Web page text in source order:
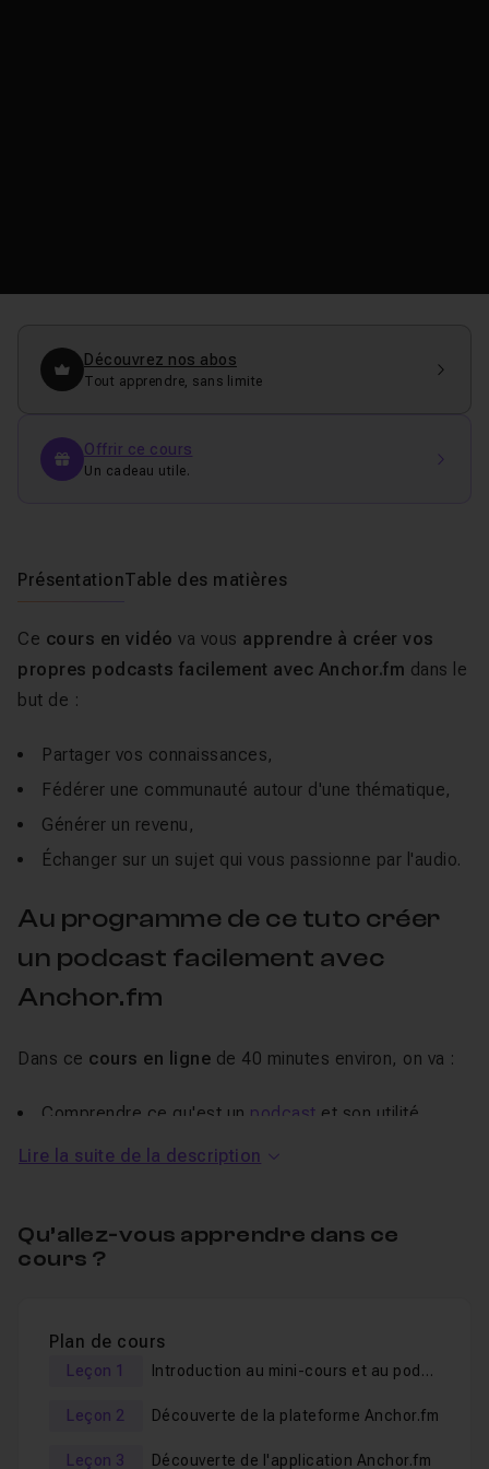
Découvrez nos abos
Tout apprendre, sans limite
Offrir ce cours
Un cadeau utile.
PrésentationTable des matières
Ce cours en vidéo va vous apprendre à créer vos
propres podcasts facilement avec Anchor.fm dans le
but de :
Partager vos connaissances,
Fédérer une communauté autour d'une thématique,
Générer un revenu,
Échanger sur un sujet qui vous passionne par l'audio.
Au programme de ce tuto créer
un podcast facilement avec
Anchor.fm
Dans ce cours en ligne de 40 minutes environ, on va :
Comprendre ce qu'est un podcast et son utilité,
Comment créer un podcast,
Comment créer son podcast avecAnchor.fm
Apple Music.
émissions en podcast et les diffuser rapidement et
simplementavec votre téléphone.
Lire la suite de la description
Qu’allez-vous apprendre dans ce
cours ?
Plan de cours
Leçon 1 Introduction au mini-cours et au podcast
Leçon 2 Découverte de la plateforme Anchor.fm
Leçon 3 Découverte de l'application Anchor.fm